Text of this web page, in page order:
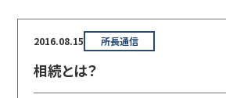
2016.08.15 所長通信
相続とは？